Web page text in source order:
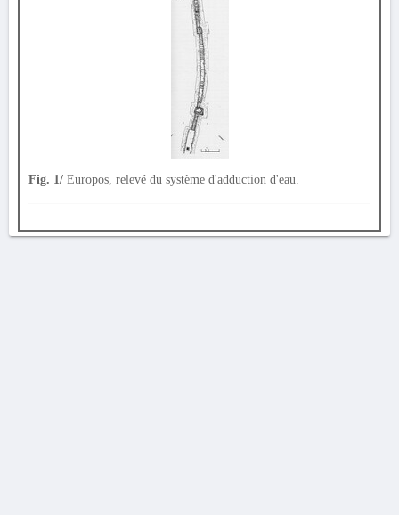
Fig. 1/ Europos, relevé du système d'adduction d'eau.